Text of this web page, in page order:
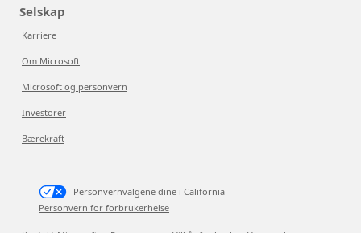
Selskap
Karriere
Om Microsoft
Microsoft og personvern
Investorer
Bærekraft
Personvernvalgene dine i California
Personvern for forbrukerhelse